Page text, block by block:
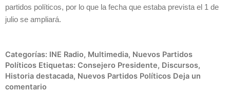
partidos políticos, por lo que la fecha que estaba prevista el 1 de
julio se ampliará.
Categorías: INE Radio, Multimedia, Nuevos Partidos
Políticos Etiquetas: Consejero Presidente, Discursos,
Historia destacada, Nuevos Partidos Políticos Deja un
comentario